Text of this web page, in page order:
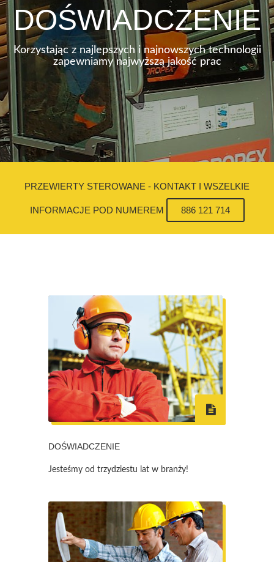
DOŚWIADCZENIE
Korzystając z najlepszych i najnowszych technologii
zapewniamy najwyższą jakość prac
PRZEWIERTY STEROWANE - KONTAKT I WSZELKIE
INFORMACJE POD NUMEREM 886 121 714
DOŚWIADCZENIE
Jesteśmy od trzydziestu lat w branży!